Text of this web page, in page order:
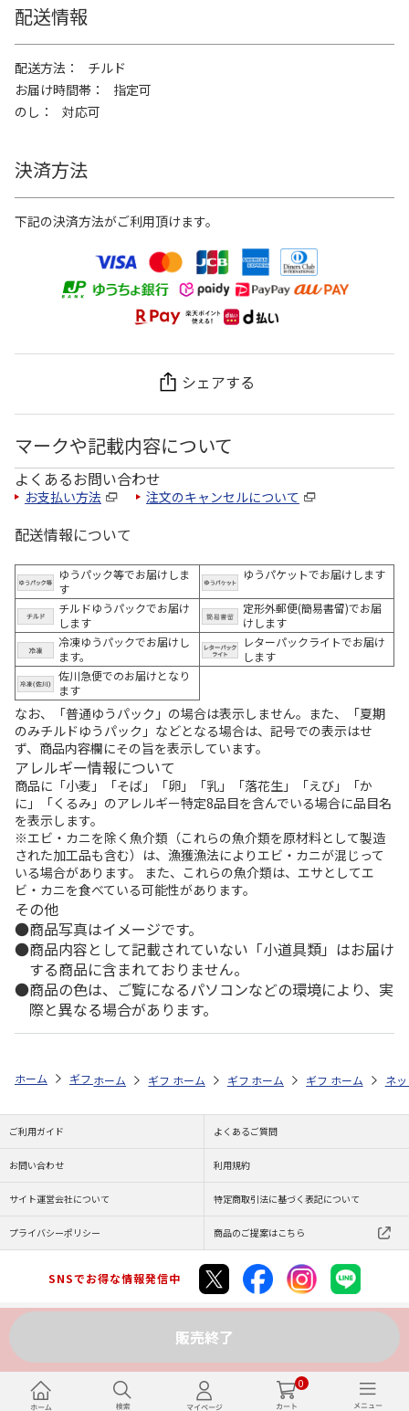
0
配送情報
配送方法
チルド
お届け時間帯
指定可
のし
対応可
決済方法
下記の決済方法がご利用頂けます。
シェアする
マークや記載内容について
よくあるお問い合わせ
お支払い方法 注文のキャンセルについて
配送情報について
ゆうパック等でお届けしま
す
ゆうパケットでお届けします
チルドゆうパックでお届け
します
定形外郵便(簡易書留)でお届
けします
冷凍ゆうパックでお届けし
ます。
レターパックライトでお届け
します
佐川急便でのお届けとなり
ます
なお、「普通ゆうパック」の場合は表示しません。また、「夏期
のみチルドゆうパック」などとなる場合は、記号での表示はせ
ず、商品内容欄にその旨を表示しています。
アレルギー情報について
商品に「小麦」「そば」「卵」「乳」「落花生」「えび」「か
に」「くるみ」のアレルギー特定8品目を含んでいる場合に品目名
を表示します。
※エビ・カニを除く魚介類（これらの魚介類を原材料として製造
された加工品も含む）は、漁獲漁法によりエビ・カニが混じって
いる場合があります。 また、これらの魚介類は、エサとしてエ
ビ・カニを食べている可能性があります。
その他
商品写真はイメージです。
商品内容として記載されていない「小道具類」はお届け
する商品に含まれておりません。
商品の色は、ご覧になるパソコンなどの環境により、実
際と異なる場合があります。
販売終了
ホーム ギフトストア お中元・夏ギフト特集 2026 お菓子・スイーツ
ホーム ギフトストア お中元・夏ギフト特集 2026
ホーム ギフトストア お中元・夏ギフト
ホーム ギフトストア お
ホーム ネ
ご利用ガイド よくあるご質問
お問い合わせ 利用規約
サイト運営会社について 特定商取引法に基づく表記について
プライバシーポリシー 商品のご提案はこちら
SNSでお得な情報発信中